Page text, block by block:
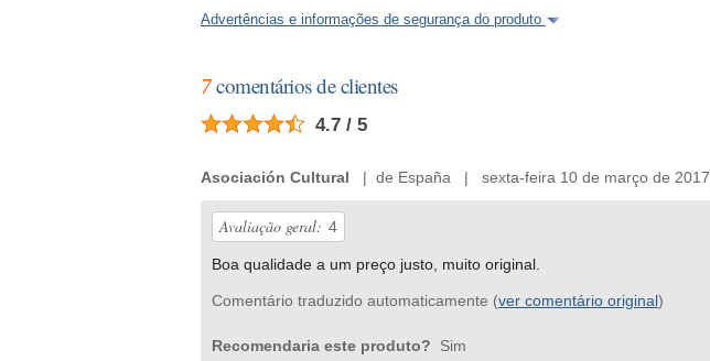
Advertências e informações de segurança do produto
7comentários de clientes
4.7 / 5
Asociación Cultural | de España | sexta-feira 10 de março de 2017
Avaliação geral: 4
Boa qualidade a um preço justo, muito original.
Comentário traduzido automaticamente (ver comentário original)
Recomendaria este produto? Sim